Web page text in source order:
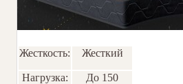
Жесткость: Жесткий
Нагрузка: До 150